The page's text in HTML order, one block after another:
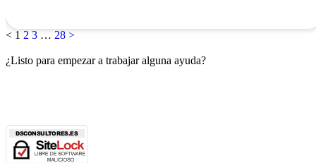
< 1 2 3 … 28 >
¿Listo para empezar a trabajar alguna ayuda?